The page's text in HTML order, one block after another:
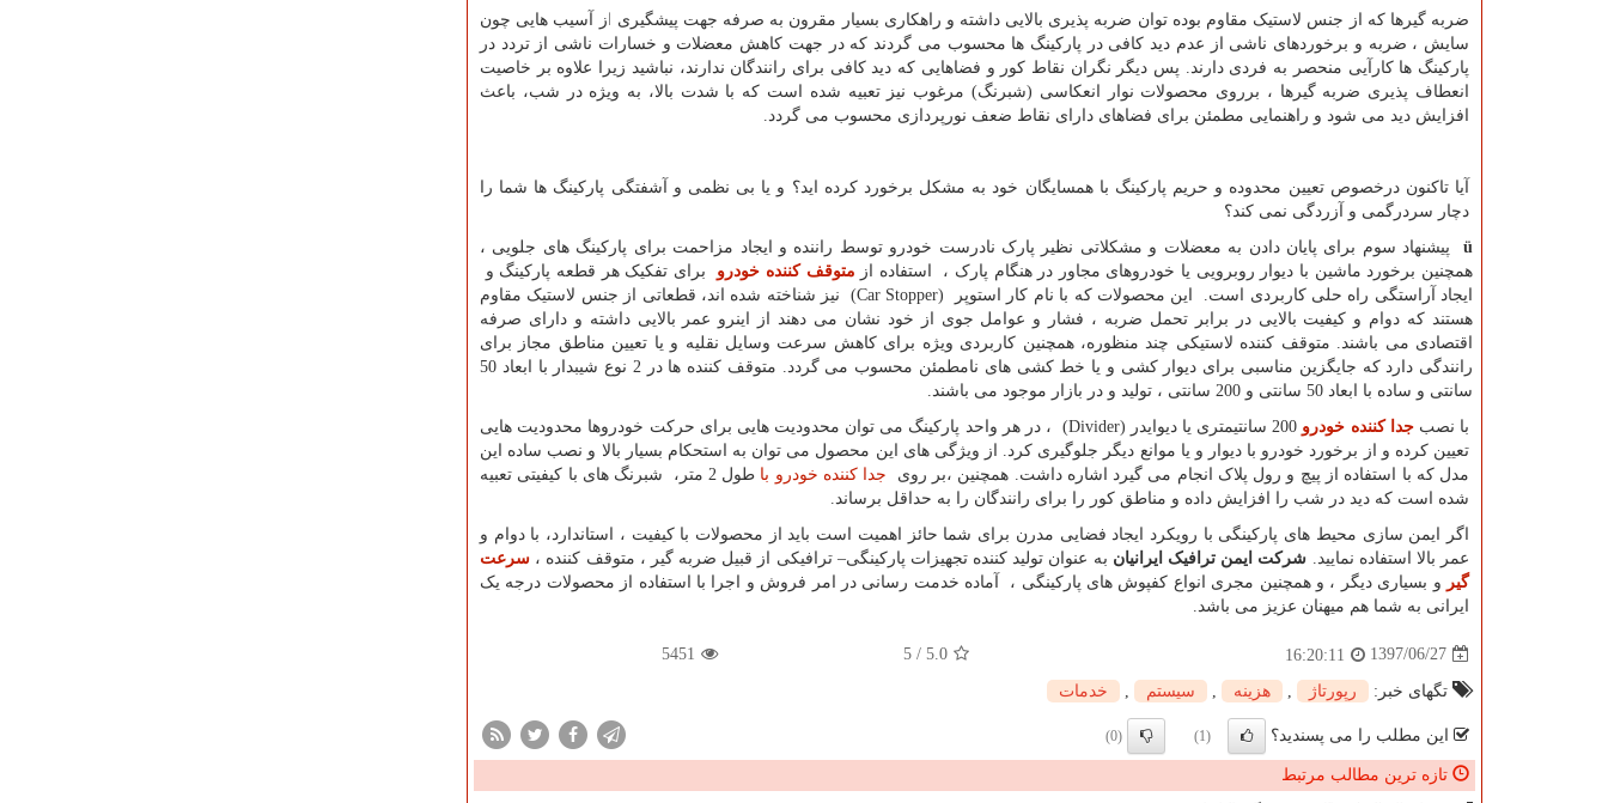
ضربه گیرها که از جنس لاستیک مقاوم بوده توان ضربه پذیری بالایی داشته و راهکاری بسیار مقرون به صرفه جهت پیشگیری از آسیب هایی چون
سایش ، ضربه و برخوردهای ناشی از عدم دید کافی در پارکینگ ها محسوب می گردند که در جهت کاهش معضلات و خسارات ناشی از تردد در
پارکینگ ها کارآیی منحصر به فردی دارند. پس دیگر نگران نقاط کور و فضاهایی که دید کافی برای رانندگان ندارند، نباشید زیرا علاوه بر خاصیت
انعطاف پذیری ضربه گیرها ، برروی محصولات نوار انعکاسی (شبرنگ) مرغوب نیز تعبیه شده است که با شدت بالا، به ویژه در شب، باعث
افزایش دید می شود و راهنمایی مطمئن برای فضاهای دارای نقاط ضعف نورپردازی محسوب می گردد.
آیا تاکنون درخصوص تعیین محدوده و حریم پارکینگ با همسایگان خود به مشکل برخورد کرده اید؟ و یا بی نظمی و آشفتگی پارکینگ ها شما را
دچار سردرگمی و آزردگی نمی کند؟
ü
پیشنهاد سوم برای پایان دادن به معضلات و مشکلاتی نظیر پارک نادرست خودرو توسط راننده و ایجاد مزاحمت برای پارکینگ های جلویی ،
همچنین برخورد ماشین با دیوار روبرویی یا خودروهای مجاور در هنگام پارک ، استفاده از متوقف کننده خودرو برای تفکیک هر قطعه پارکینگ و
ایجاد آراستگی راه حلی کاربردی است. این محصولات که با نام کار استوپر
(Car Stopper) نیز شناخته شده اند، قطعاتی از جنس لاستیک مقاوم
هستند که دوام و کیفیت بالایی در برابر تحمل ضربه ، فشار و عوامل جوی از خود نشان می دهند از اینرو عمر بالایی داشته و دارای صرفه
اقتصادی می باشند. متوقف کننده لاستیکی چند منظوره، همچنین کاربردی ویژه برای کاهش سرعت وسایل نقلیه و یا تعیین مناطق مجاز برای
رانندگی دارد که جایگزین مناسبی برای دیوار کشی و یا خط کشی های نامطمئن محسوب می گردد. متوقف کننده ها در 2 نوع شیبدار با ابعاد 50
سانتی و ساده با ابعاد 50 سانتی و 200 سانتی ، تولید و در بازار موجود می باشند.
با نصبجدا کننده خودرو (Divider) ، در هر واحد پارکینگ می توان محدودیت هایی برای حرکت خودروها محدودیت هایی
تعیین کرده و از برخورد خودرو با دیوار و یا موانع دیگر جلوگیری کرد. از ویژگی های این محصول می توان به استحکام بسیار بالا و نصب ساده این
مدل که با استفاده از پیچ و رول پلاک انجام می گیرد اشاره داشت. همچنین ،بر روی جدا کننده خودرو با
طول 2 متر، شبرنگ های با کیفیتی تعبیه
شده است که دید در شب را افزایش داده و مناطق کور را برای رانندگان را به حداقل برساند.
اگر ایمن سازی محیط های پارکینگی با رویکرد ایجاد فضایی مدرن برای شما حائز اهمیت است باید از محصولات با کیفیت ، استاندارد، با دوام و
عمر بالا استفاده نمایید. شرکت ایمن ترافیک ایرانیان به عنوان تولید کننده تجهیزات پارکینگی– ترافیکی از قبیل ضربه گیر ، متوقف کننده ، سرعت
گیر و بسیاری دیگر ، و همچنین مجری انواع کفپوش های پارکینگی ، آماده خدمت رسانی در امر فروش و اجرا با استفاده از محصولات درجه یک
ایرانی به شما هم میهنان عزیز می باشد.
1397/06/27
16:20:11
5.0
/
5
5451
تگهای خبر: رپورتاژ هزینه سیستم خدمات
این مطلب را می پسندید؟ (1)
(0)
تازه ترین مطالب مرتبط